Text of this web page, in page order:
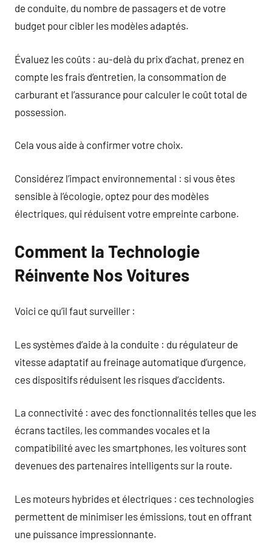
de conduite, du nombre de passagers et de votre
budget pour cibler les modèles adaptés.
Évaluez les coûts : au-delà du prix d’achat, prenez en
compte les frais d’entretien, la consommation de
carburant et l’assurance pour calculer le coût total de
possession.
Cela vous aide à confirmer votre choix.
Considérez l’impact environnemental : si vous êtes
sensible à l’écologie, optez pour des modèles
électriques, qui réduisent votre empreinte carbone.
Comment la Technologie
Réinvente Nos Voitures
Voici ce qu’il faut surveiller :
Les systèmes d’aide à la conduite : du régulateur de
vitesse adaptatif au freinage automatique d’urgence,
ces dispositifs réduisent les risques d’accidents.
La connectivité : avec des fonctionnalités telles que les
écrans tactiles, les commandes vocales et la
compatibilité avec les smartphones, les voitures sont
devenues des partenaires intelligents sur la route.
Les moteurs hybrides et électriques : ces technologies
permettent de minimiser les émissions, tout en offrant
une puissance impressionnante.